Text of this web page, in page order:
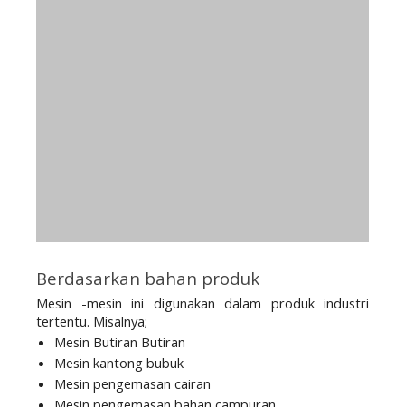
Berdasarkan bahan produk
Mesin -mesin ini digunakan dalam produk industri
tertentu. Misalnya;
Mesin Butiran Butiran
Mesin kantong bubuk
Mesin pengemasan cairan